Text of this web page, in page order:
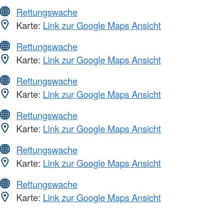
Rettungswache
Karte: Link zur Google Maps Ansicht
Rettungswache
Karte: Link zur Google Maps Ansicht
Rettungswache
Karte: Link zur Google Maps Ansicht
Rettungswache
Karte: Link zur Google Maps Ansicht
Rettungswache
Karte: Link zur Google Maps Ansicht
Rettungswache
Karte: Link zur Google Maps Ansicht